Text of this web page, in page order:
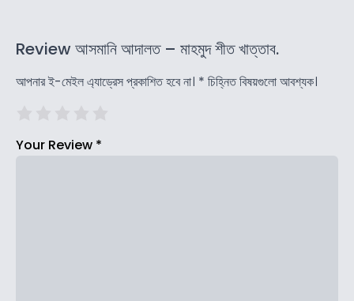
Review আসমানি আদালত – মাহমুদ শীত খাত্তাব.
আপনার ই-মেইল এ্যাড্রেস প্রকাশিত হবে না। * চিহ্নিত বিষয়গুলো আবশ্যক।
Your Review *